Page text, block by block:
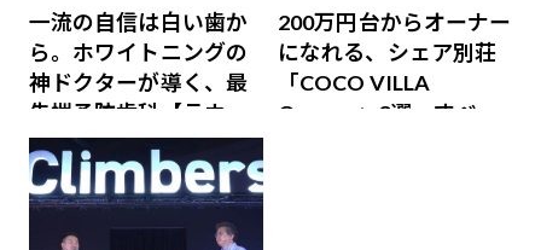
一流の自信は白い歯か
ら。ホワイトニングの
神ドクターが導く、最
先端予防歯科【ラウン
ジ会員特典あり】
200万円台からオーナー
になれる、シェア別荘
「COCO VILLA
Owners」3選。すべて